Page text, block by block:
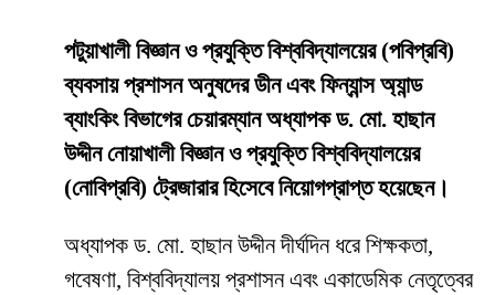
পটুয়াখালী বিজ্ঞান ও প্রযুক্তি বিশ্ববিদ্যালয়ের (পবিপ্রবি)
ব্যবসায় প্রশাসন অনুষদের ডীন এবং ফিন্যান্স অ্যান্ড
ব্যাংকিং বিভাগের চেয়ারম্যান অধ্যাপক ড. মো. হাছান
উদ্দীন নোয়াখালী বিজ্ঞান ও প্রযুক্তি বিশ্ববিদ্যালয়ের
(নোবিপ্রবি) ট্রেজারার হিসেবে নিয়োগপ্রাপ্ত হয়েছেন।
অধ্যাপক ড. মো. হাছান উদ্দীন দীর্ঘদিন ধরে শিক্ষকতা,
গবেষণা, বিশ্ববিদ্যালয় প্রশাসন এবং একাডেমিক নেতৃত্বের